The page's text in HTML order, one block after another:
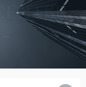
热卖！MAEDAKOKI前田